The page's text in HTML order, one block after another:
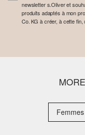
newsletter s.Oliver et
produits adaptés à mon
Co. KG à créer, à cette
Femmes